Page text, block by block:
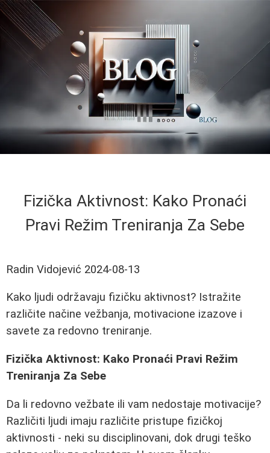
Fizička Aktivnost: Kako Pronaći
Pravi Režim Treniranja Za Sebe
Radin Vidojević 2024-08-13
Kako ljudi održavaju fizičku aktivnost? Istražite
različite načine vežbanja, motivacione izazove i
savete za redovno treniranje.
Fizička Aktivnost: Kako Pronaći Pravi Režim
Treniranja Za Sebe
Da li redovno vežbate ili vam nedostaje motivacije?
Različiti ljudi imaju različite pristupe fizičkoj
aktivnosti - neki su disciplinovani, dok drugi teško